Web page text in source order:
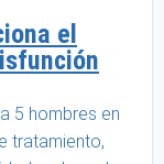
el
5 hombres en
tratamiento,